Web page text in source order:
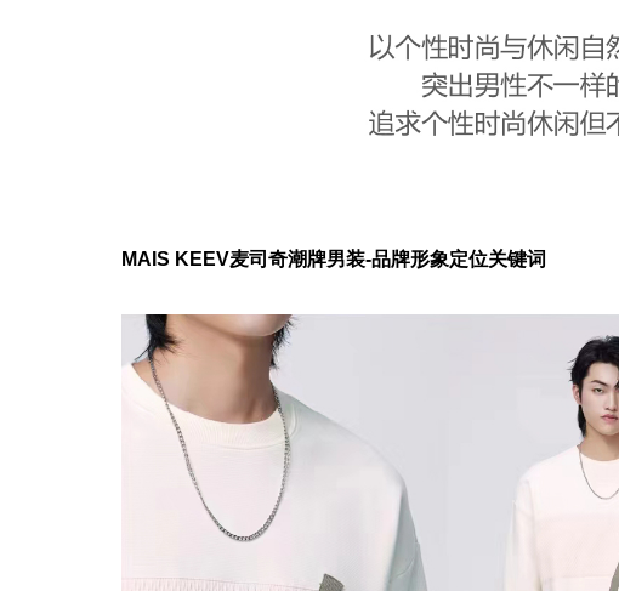
MAIS KEEV麦司奇潮牌男装-品牌形象定位关键词